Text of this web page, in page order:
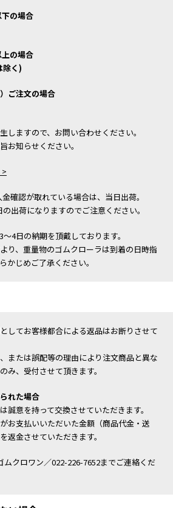
の場合
の場合
除く)
ご注文の場合
しますので、お問い合わせください。
お知らせください。
確認が取れている場合は、当日出荷。
出荷になりますのでご注意ください。
4日の納期を頂戴しております。
り、重量物のゴムクローラは到着の日時指
かじめご了承ください。
してお客様都合による返品はお断りさせて
または誤配等の理由により注文商品と異な
み、受付させて頂きます。
れた場合
誠意を持って交換させていただきます。
お支払いいただいた金額（商品代金・送
返金させていただきます。
ムクロワン／022-226-7652までご連絡くだ